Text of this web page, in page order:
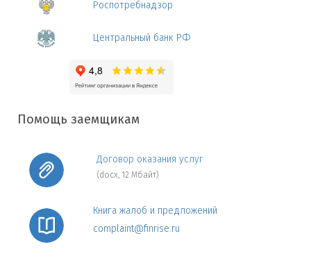
Роспотребнадзор
Центральный банк РФ
Помощь заемщикам
Договор оказания услуг
(docx, 12 Мбайт)
Книга жалоб и предложений
complaint@finrise.ru